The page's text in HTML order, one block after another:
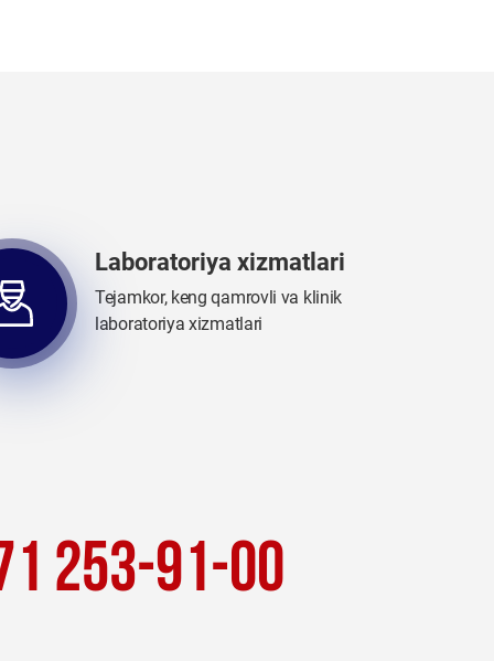
Laboratoriya xizmatlari
Tejamkor, keng qamrovli va klinik
laboratoriya xizmatlari
253-91-00